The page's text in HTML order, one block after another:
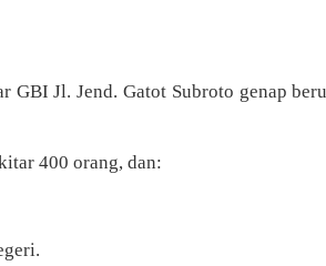
Jl. Jend. Gatot Subroto genap
400 orang, dan: